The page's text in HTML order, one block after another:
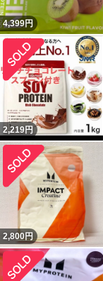
4,399円
2,219円
2,800円